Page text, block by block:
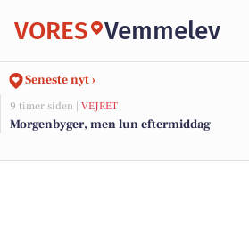
VORES Vemmelev
Seneste nyt ›
9 timer siden | VEJRET
Morgenbyger, men lun eftermiddag